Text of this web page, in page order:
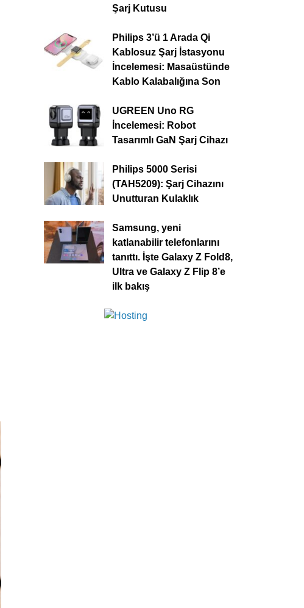
Şarj Kutusu
Philips 3’ü 1 Arada Qi
Kablosuz Şarj İstasyonu
İncelemesi: Masaüstünde
Kablo Kalabalığına Son
UGREEN Uno RG
İncelemesi: Robot
Tasarımlı GaN Şarj Cihazı
Philips 5000 Serisi
(TAH5209): Şarj Cihazını
Unutturan Kulaklık
Samsung, yeni
katlanabilir telefonlarını
tanıttı. İşte Galaxy Z Fold8,
Ultra ve Galaxy Z Flip 8’e
ilk bakış